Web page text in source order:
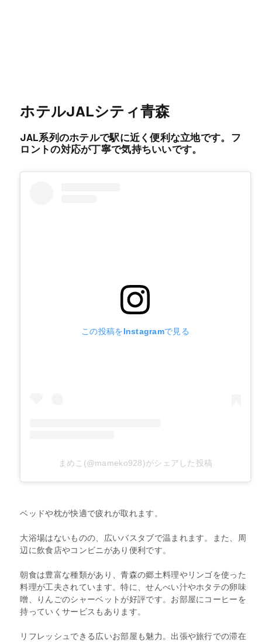
ホテルJALシティ青森
JAL系列のホテルで駅に近く便利な立地です。フ
ロントの対応が丁寧で気持ちいいです。
この投稿をInstagramで見る
まめこ(@mameko928)がシェアした投稿
ベッドや枕が快適で疲れが取れます。
大浴場はないものの、広いバスタブで温まれます。また、周
辺に飲食店やコンビニがあり便利です。
朝食は豊富な種類があり、青森の郷土料理やリンゴを使った
料理が工夫されています。特に、せんべい汁やホタテの卵味
噌、りんごのシャーベットが好評です。お部屋にコーヒーを
持っていくサービスもあります。
リフレッシュできる広いお部屋も魅力。出張や旅行での滞在